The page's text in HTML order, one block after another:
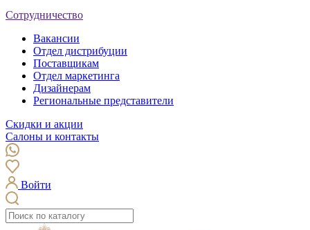
Сотрудничество
Вакансии
Отдел дистрибуции
Поставщикам
Отдел маркетинга
Дизайнерам
Региональные представители
Скидки и акции
Салоны и контакты
Войти